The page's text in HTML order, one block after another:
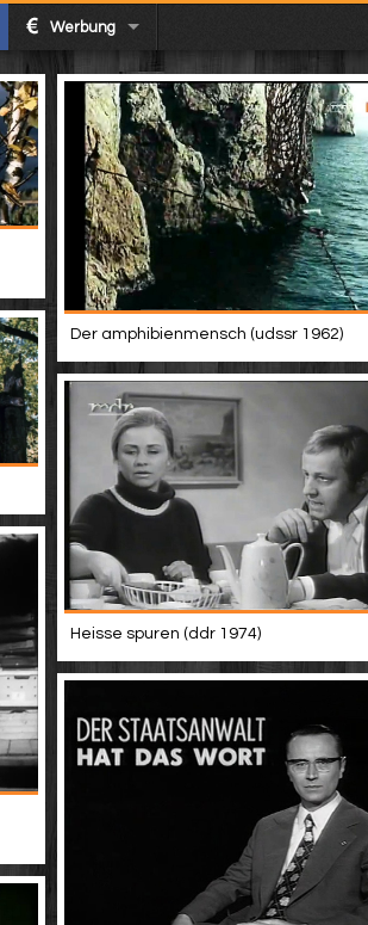
Werbung
Der amphibienmensch (udssr 1962)
Heisse spuren (ddr 1974)